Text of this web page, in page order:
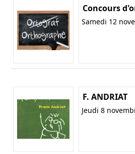
Concours
Samedi 12
F. ANDRIAT
Jeudi 8